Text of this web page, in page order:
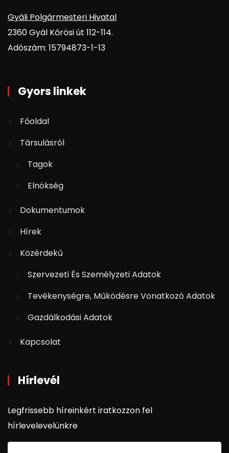
Gyáli Polgármesteri Hivatal
2360 Gyál Kőrösi út 112-114.
Adószám: 15794873-1-13
Gyors linkek
Főoldal
Társulásról
Tagok
Elnökség
Dokumentumok
Hírek
Közérdekű
Szervezeti És Személyzeti Adatok
Tevékenységre, Működésre Vonatkozó Adatok
Gazdálkodási Adatok
Kapcsolat
Hírlevél
Legfrissebb híreinkért iratkozzon fel
hírlevelevelünkre